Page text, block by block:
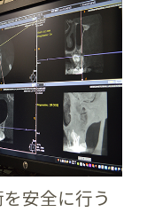
安全に行う